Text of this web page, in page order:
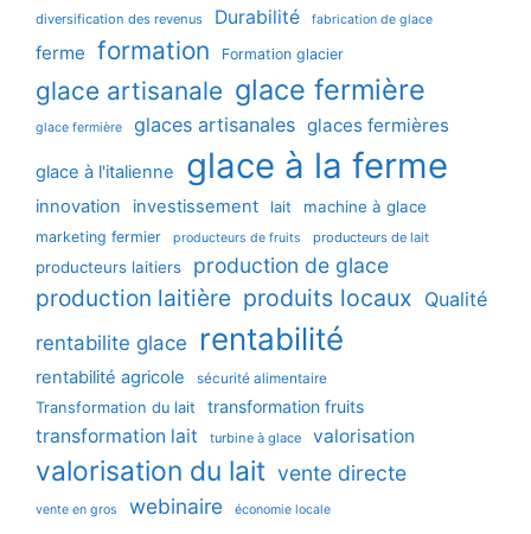
diversification des revenus Durabilité fabrication de glace
ferme formation Formation glacier
glace artisanale glace fermière
glace fermière glaces artisanales glaces fermières
glace à l'italienne glace à la ferme
innovation investissement lait machine à glace
marketing fermier producteurs de fruits producteurs de lait
producteurs laitiers production de glace
production laitière produits locaux Qualité
rentabilite glace
rentabilité
rentabilité agricole sécurité alimentaire
Transformation du lait transformation fruits
transformation lait turbine à glace valorisation
valorisation du lait vente directe
vente en gros webinaire économie locale